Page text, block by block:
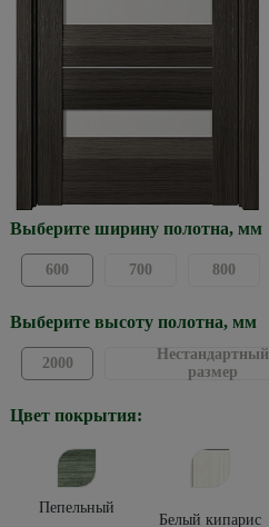
Выберите ширину полотна, мм
600 700 800
Выберите высоту полотна, мм
2000
Нестандартный
размер
Цвет покрытия:
Пепельный
Белый кипарис